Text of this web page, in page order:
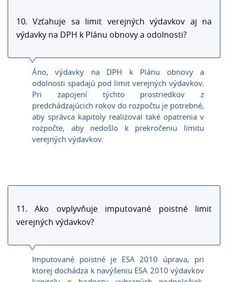
10. Vzťahuje sa limit verejných výdavkov aj na
výdavky na DPH k Plánu obnovy a odolnosti?
Áno, výdavky na DPH k Plánu obnovy a
odolnosti spadajú pod limit verejných výdavkov.
Pri zapojení týchto prostriedkov z
predchádzajúcich rokov do rozpočtu je potrebné,
aby správca kapitoly realizoval také opatrenia v
rozpočte, aby nedošlo k prekročeniu limitu
verejných výdavkov.
11. Ako ovplyvňuje imputované poistné limit
verejných výdavkov?
Imputované poistné je ESA 2010 úprava, pri
ktorej dochádza k navýšeniu ESA 2010 výdavkov